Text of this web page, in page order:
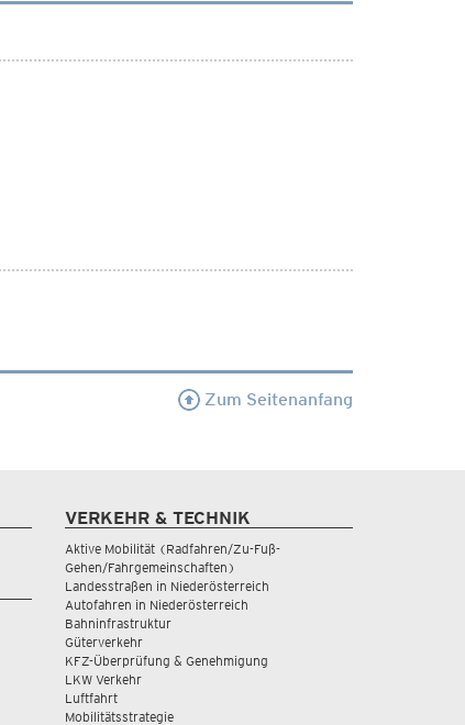
Zum Seitenanfang
VERKEHR & TECHNIK
Aktive Mobilität (Radfahren/Zu-Fuß-
Gehen/Fahrgemeinschaften)
Landesstraßen in Niederösterreich
Autofahren in Niederösterreich
Bahninfrastruktur
Güterverkehr
KFZ-Überprüfung & Genehmigung
LKW Verkehr
Luftfahrt
Mobilitätsstrategie